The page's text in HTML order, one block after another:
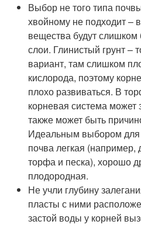
Выбор не того типа
хвойному не подходит –
вещества будут
слои. Глинистый грунт –
вариант, там слишком
кислорода, поэтому
плохо развиваться. В
корневая система может
также может быть
Идеальным выбором для
почва легкая (например,
торфа и песка), хорошо
плодородная.
Не учли глубину
пласты с ними
застой воды у корней